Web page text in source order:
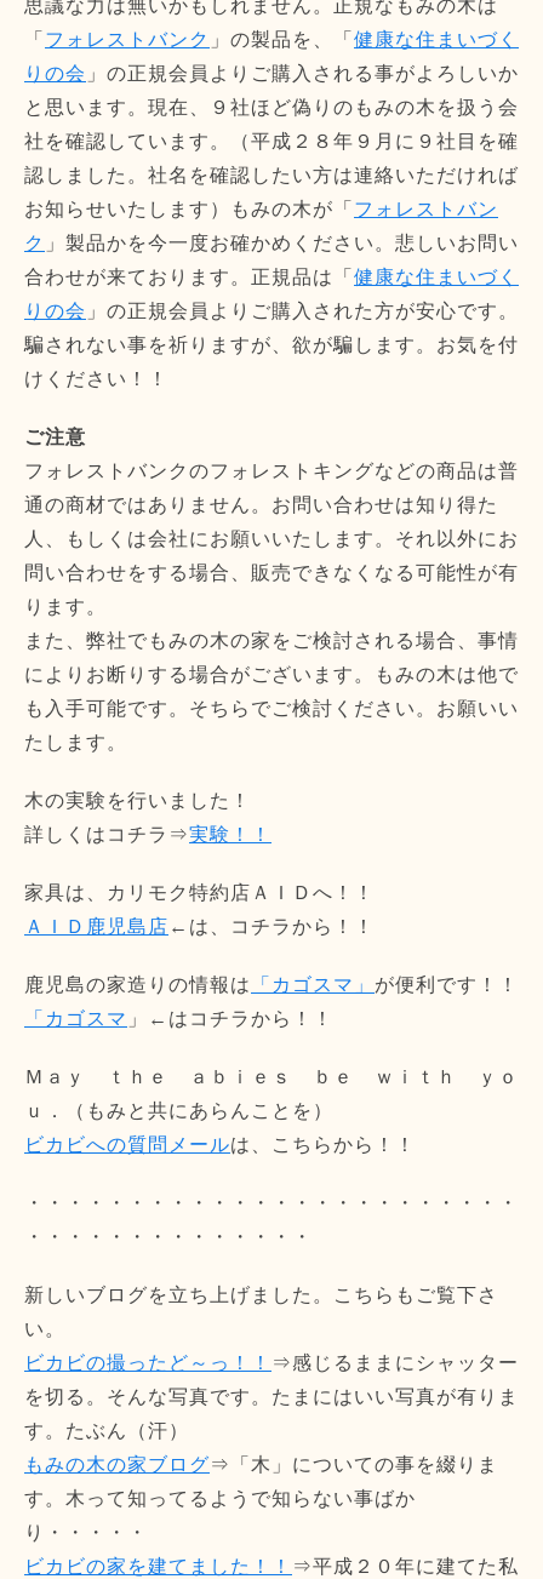
思議な力は無いかもしれません。正規なもみの木は
「 フォレストバンク 」の製品を、「 健康な住まいづく
りの会 」の正規会員よりご購入される事がよろしいか
と思います。現在、９社ほど偽りのもみの木を扱う会
社を確認しています。（平成２８年９月に９社目を確
認しました。社名を確認したい方は連絡いただければ
お知らせいたします）もみの木が「 フォレストバン
ク 」製品かを今一度お確かめください。悲しいお問い
合わせが来ております。正規品は「 健康な住まいづく
りの会 」の正規会員よりご購入された方が安心です。
騙されない事を祈りますが、欲が騙します。お気を付
けください！！
ご注意
フォレストバンクのフォレストキングなどの商品は普
通の商材ではありません。お問い合わせは知り得た
人、もしくは会社にお願いいたします。それ以外にお
問い合わせをする場合、販売できなくなる可能性が有
ります。
また、弊社でもみの木の家をご検討される場合、事情
によりお断りする場合がございます。もみの木は他で
も入手可能です。そちらでご検討ください。お願いい
たします。
木の実験を行いました！
詳しくはコチラ⇒実験！！
家具は、カリモク特約店ＡＩＤへ！！
ＡＩＤ鹿児島店 ←は、コチラから！！
鹿児島の家造りの情報は 「カゴスマ」 が便利です！！
「カゴスマ 」←はコチラから！！
Ｍａｙ ｔｈｅ ａｂｉｅｓ ｂｅ ｗｉｔｈ ｙｏ
ｕ．（もみと共にあらんことを）
ビカビへの質問メールは、こちらから！！
・・・・・・・・・・・・・・・・・・・・・・・・
・・・・・・・・・・・・・・
新しいブログを立ち上げました。こちらもご覧下さ
い。
ビカビの撮ったど～っ！！ ⇒感じるままにシャッター
を切る。そんな写真です。たまにはいい写真が有りま
す。たぶん（汗）
もみの木の家ブログ⇒「木」についての事を綴りま
す。木って知ってるようで知らない事ばか
り・・・・・
ビカビの家を建てました！！ ⇒平成２０年に建てた私